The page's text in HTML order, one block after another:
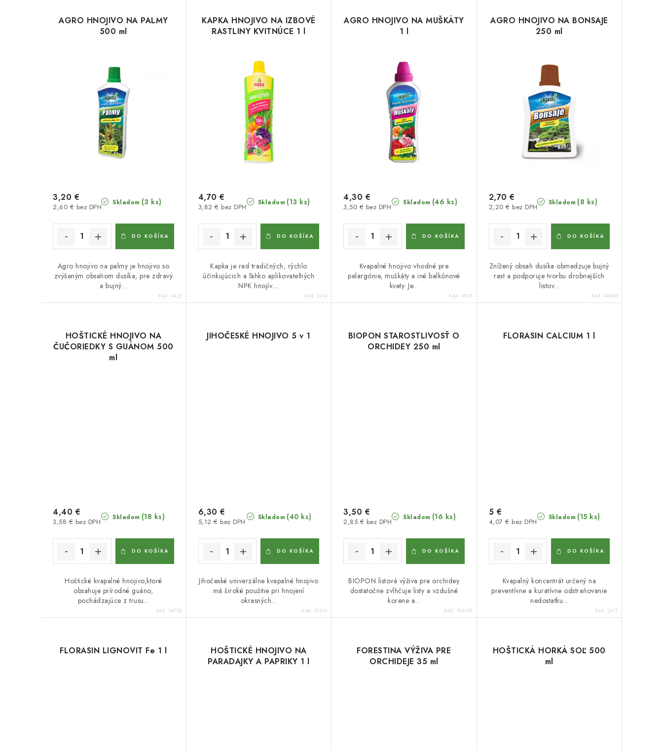
AGRO HNOJIVO NA PALMY
500 ml
Skladom (3 ks)
2,60 € bez DPH
3,20 €
DO KOŠÍKA
Agro hnojivo na palmy je hnojivo so
zvýšeným obsahom dusíka, pre zdravý
a bujný...
Kód: 2423
KAPKA HNOJIVO NA IZBOVÉ
RASTLINY KVITNÚCE 1 l
Skladom (13 ks)
3,82 € bez DPH
4,70 €
DO KOŠÍKA
Kapka je rad tradičných, rýchlo
účinkujúcich a ľahko aplikovateľných
NPK hnojív....
Kód: 2414
AGRO HNOJIVO NA MUŠKÁTY
1 l
Skladom (46 ks)
3,50 € bez DPH
4,30 €
DO KOŠÍKA
Kvapalné hnojivo vhodné pre
pelargónie, muškáty a iné balkónové
kvety. Je...
Kód: 9027
AGRO HNOJIVO NA BONSAJE
250 ml
Skladom (8 ks)
2,20 € bez DPH
2,70 €
DO KOŠÍKA
Znížený obsah dusíka obmedzuje bujný
rast a podporuje tvorbu drobnejších
listov...
Kód: 94065
HOŠTICKÉ HNOJIVO NA
ČUČORIEDKY S GUÁNOM 500
ml
Skladom (18 ks)
3,58 € bez DPH
4,40 €
DO KOŠÍKA
Hoštické kvapalné hnojivo,ktoré
obsahuje prírodné guáno,
pochádzajúce z trusu...
Kód: 34702
JIHOČESKÉ HNOJIVO 5 v 1
Skladom (40 ks)
5,12 € bez DPH
6,30 €
DO KOŠÍKA
Jihočeské univerzálne kvapalné hnojivo
má široké použitie pri hnojení
okrasných...
Kód: 37610
BIOPON STAROSTLIVOSŤ O
ORCHIDEY 250 ml
Skladom (16 ks)
2,85 € bez DPH
3,50 €
DO KOŠÍKA
BIOPON listová výživa pre orchidey
dostatočne zvlhčuje listy a vzdušné
korene a...
Kód: 106379
FLORASIN CALCIUM 1 l
Skladom (15 ks)
4,07 € bez DPH
5 €
DO KOŠÍKA
Kvapalný koncentrát určený na
preventívne a kuratívne odstraňovanie
nedostatku...
Kód: 2417
FLORASIN LIGNOVIT Fe 1 l
HOŠTICKÉ HNOJIVO NA
PARADAJKY A PAPRIKY 1 l
FORESTINA VÝŽIVA PRE
ORCHIDEJE 35 ml
HOŠTICKÁ HORKÁ SOĽ 500
ml